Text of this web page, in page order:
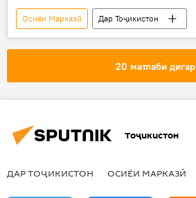
Осиёи Марказӣ
Дар Тоҷикистон
Афғонистон
марз
терроризм
20 матлаби дигар
Тоҷикистон
ДАР ТОҶИКИСТОН ОСИЁИ МАРКАЗӢ